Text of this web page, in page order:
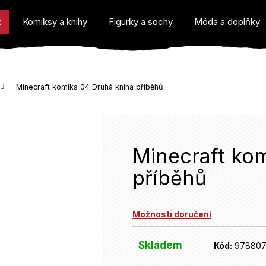
Komiksy a knihy Figurky a sochy Móda a doplňky
Minecraft komiks 04 Druhá kniha příběhů
Minecraft
příběhů
Možnosti doručení
Skladem Kód: